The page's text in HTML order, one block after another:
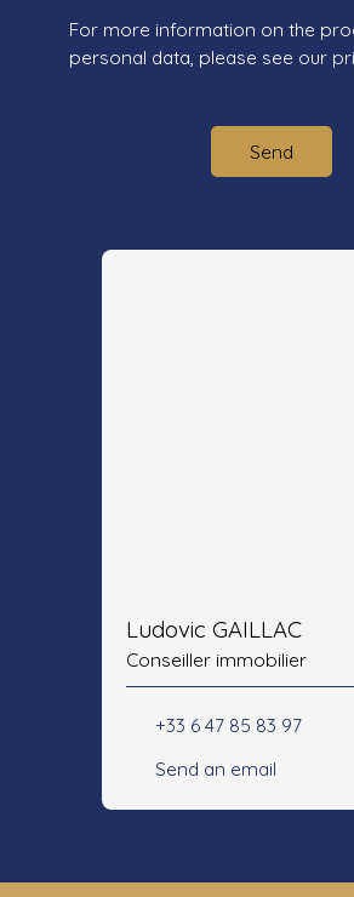
For more information on the
personal data, please see our
Send
Ludovic GAILLAC
Conseiller immobilier
+33 6 47 85 83 97
Send an email